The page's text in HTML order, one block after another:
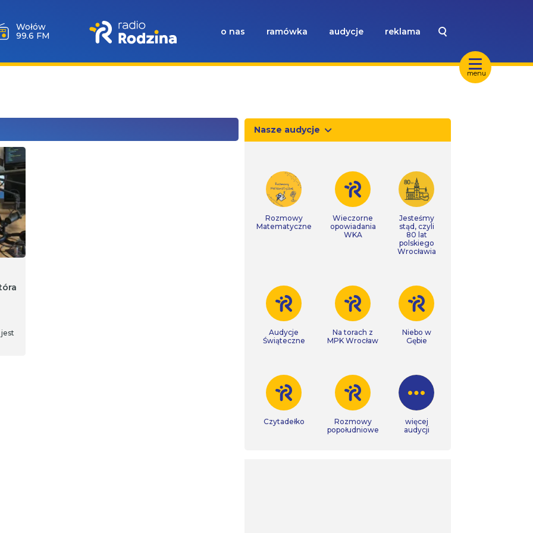
menu
Wołów
99.6 FM
o nas ramówka audycje reklama
Nasze audycje
Rozmowy
Matematyczne
Wieczorne
opowiadania
WKA
Jesteśmy
stąd, czyli
80 lat
polskiego
Wrocławia
Audycje
Świąteczne
Na torach z
MPK Wrocław
Niebo w
Gębie
Czytadełko
Rozmowy
popołudniowe
więcej
audycji